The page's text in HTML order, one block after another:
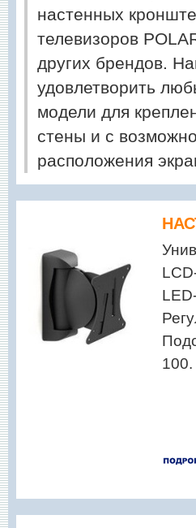
настенных
телевизоров
других брендов.
удовлетворить
модели для
стены и с
расположения
100.